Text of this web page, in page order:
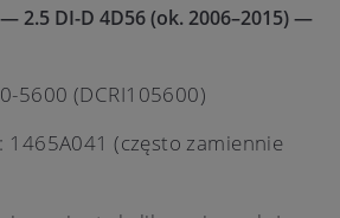
2.5 DI-D 4D56 (ok. 2006–2015) —
5600 (DCRI105600)
: 1465A041 (często zamiennie